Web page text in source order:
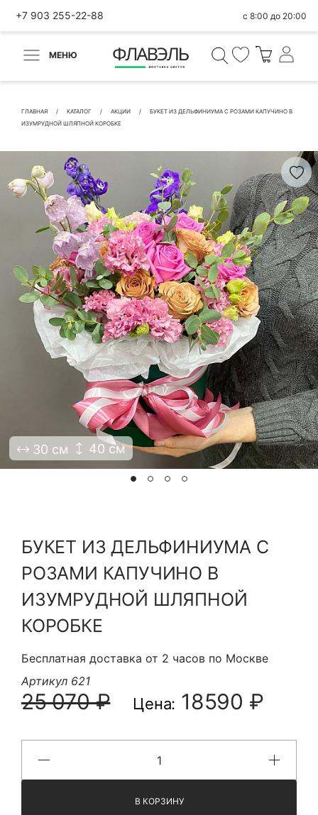
+7 903 255-22-88 с 8:00 до 20:00
МЕНЮ
ГЛАВНАЯ КАТАЛОГ АКЦИИ
БУКЕТ ИЗ ДЕЛЬФИНИУМА С РОЗАМИ КАПУЧИНО В
ИЗУМРУДНОЙ ШЛЯПНОЙ КОРОБКЕ
30 см 40 см
БУКЕТ ИЗ ДЕЛЬФИНИУМА С
РОЗАМИ КАПУЧИНО В
ИЗУМРУДНОЙ ШЛЯПНОЙ
КОРОБКЕ
Бесплатная доставка от 2 часов по Москве
Артикул 621
25 070 ₽ Цена: 18590 ₽
В КОРЗИНУ
ВЕРНУТЬСЯ
Быстрая покупка
КОНТАКТНЫЕ ДАННЫЕ
БЫСТРАЯ ПОКУПКА
Я принимаю Политику конфиденциальности и
Правила использования сайта ФЛАВЭЛЬ. Мы не
продаем ваши данные и храним их в безопасности